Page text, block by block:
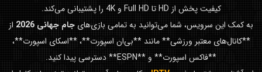
کیفیت پخش از HD تا Full HD و 4K را پشتیبانی می‌کند.
به کمک این سرویس، شما می‌توانید به تمامی بازی‌های جام جهانی 2026
از
**کانال‌های معتبر ورزشی** مانند **بی‌ان اسپورت**، **اسکای اسپورت**،
**فاکس اسپورت** و **ESPN** دسترسی پیدا کنید.